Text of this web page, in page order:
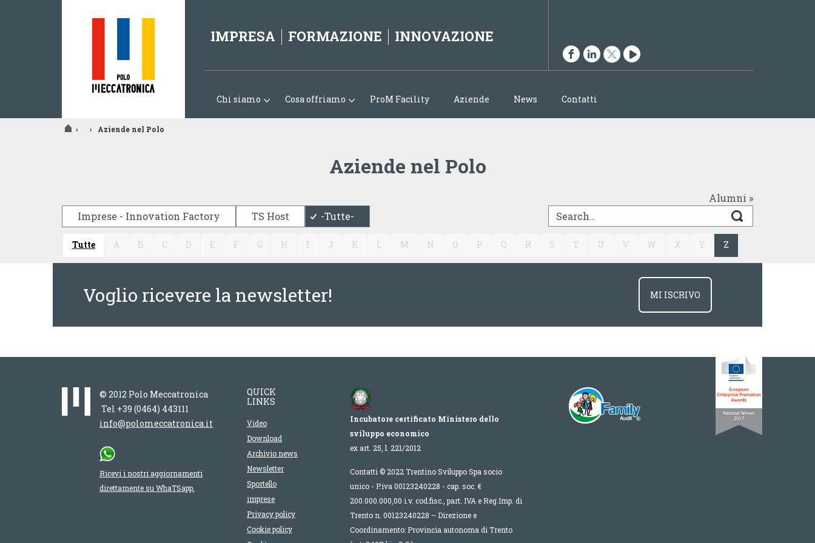
IMPRESA FORMAZIONE INNOVAZIONE
Chi siamo Cosa offriamo ProM Facility Aziende News Contatti
› › Aziende nel Polo
Aziende nel Polo
Alumni »
Imprese - Innovation Factory
TS Host -Tutte-
Tutte A B C D E F G H I J K L M N O P Q R S T U V W X Y Z
Voglio ricevere la newsletter! MI ISCRIVO
© 2012 Polo Meccatronica
Tel +39 (0464) 443111
info@polomeccatronica.it
Ricevi i nostri aggiornamenti
direttamente su WhaTSapp.
QUICK
LINKS
Video
Download
Archivio news
Newsletter
Sportello
imprese
Privacy policy
Cookie policy
Incubatore certificato Ministero dello
sviluppo economico
ex art. 25, l. 221/2012
Contatti © 2022 Trentino Sviluppo Spa socio
unico - P.iva 00123240228 - cap. soc. €
200.000.000,00 i.v. cod.fisc., part. IVA e Reg.Imp. di
Trento n. 00123240228 – Direzione e
Coordinamento: Provincia autonoma di Trento